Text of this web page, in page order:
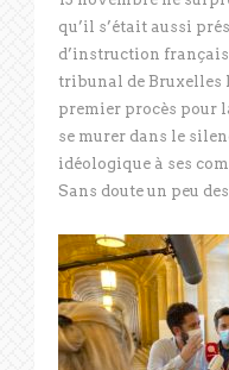
qu’il s’était aussi
d’instruction
tribunal de Bruxelles
premier procès pour
se murer dans le
idéologique à ses
Sans doute un peu